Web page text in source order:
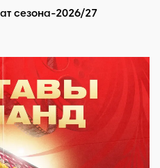
сезона-2026/27